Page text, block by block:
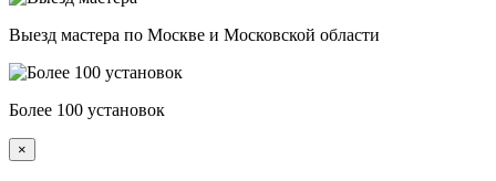
Выезд мастера по Москве и Московской области
Более 100 установок
×